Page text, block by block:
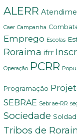
ALERR
Caer Campanha
Emprego Escolas
Roraima ifrr
Operação PCRR
Programação
SEBRAE Sebrae-RR
Sociedade
Tribos de